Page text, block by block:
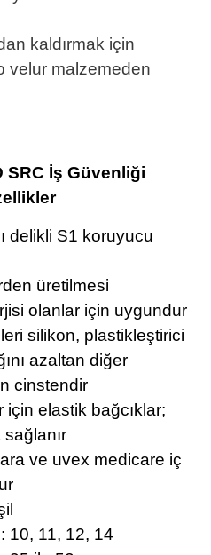
kaldırmak için
velur malzemeden
SRC İş Güvenliği
delikli S1 koruyucu
üretilmesi
olanlar için uygundur
silikon, plastikleştirici
azaltan diğer
cinstendir
için elastik bağcıklar;
ve uvex medicare iç
10, 11, 12, 14